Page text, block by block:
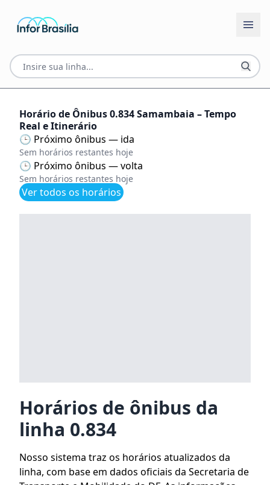
Horário de Ônibus 0.834 Samambaia – Tempo
Real e Itinerário
🕒 Próximo ônibus — ida
Sem horários restantes hoje
🕒 Próximo ônibus — volta
Sem horários restantes hoje
Ver todos os horários
Horários de ônibus da
linha 0.834
Nosso sistema traz os horários atualizados da
linha, com base em dados oficiais da Secretaria de